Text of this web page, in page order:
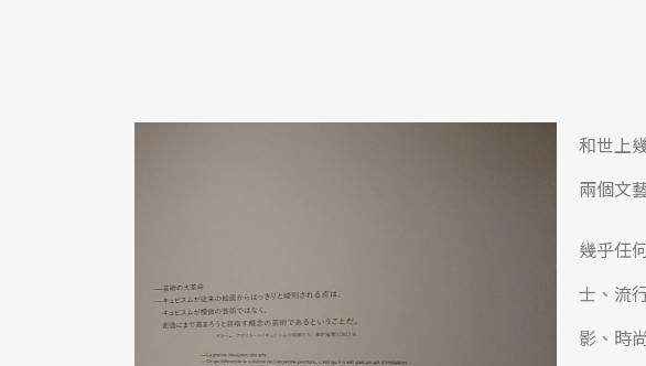
和世上
兩個文
幾乎任
士、流
影、時